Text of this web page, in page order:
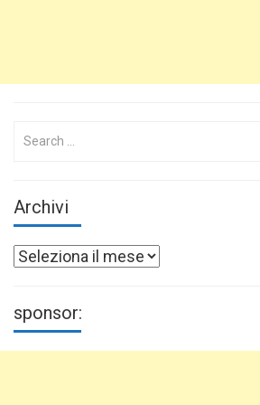
Search
Archivi
Archivi
sponsor: